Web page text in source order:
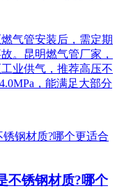
气管安装后，需定期
。昆明燃气管厂家，
业供气，推荐高压不
，能满足大部分
不锈钢材质?哪个